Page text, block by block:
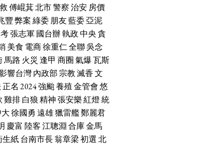
傅崐萁北市警察治安房價
豐弊案綠委朋友藍委亞泥
張志軍國台辦執政中央貪
美食 電商徐重仁全聯吳念
馬路 火災 逢甲 商圈氣爆瓦斯
響台灣內政部宗教滅香文
正名 2024強颱養殖金管會悠
雞排白狼精神張安樂紅燈統
大徐國勇 遠雄獵雷艦鄭麗君
慶富 陸客江聰淵 合庫金馬
生紙台南市長翁章梁初選北